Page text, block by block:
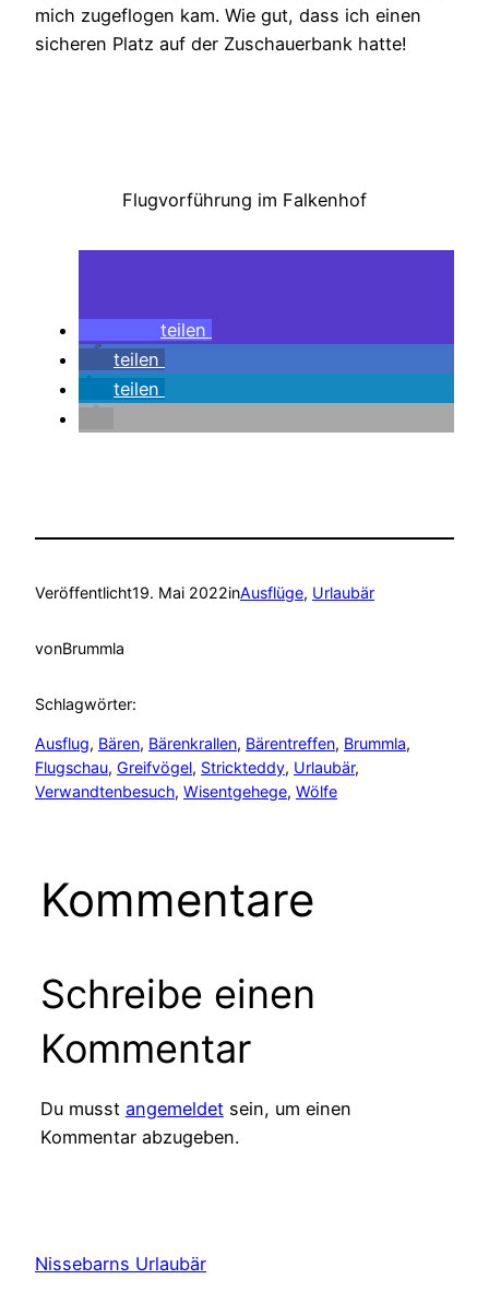
mich zugeflogen kam. Wie gut, dass ich einen
sicheren Platz auf der Zuschauerbank hatte!
Flugvorführung im Falkenhof
teilen
teilen
teilen
Veröffentlicht19. Mai 2022inAusflüge, Urlaubär
vonBrummla
Schlagwörter:
Ausflug, Bären, Bärenkrallen, Bärentreffen, Brummla
Flugschau, Greifvögel, Strickteddy, Urlaubär
Verwandtenbesuch, Wisentgehege, Wölfe
Kommentare
Schreibe einen
Kommentar
Du musst angemeldetsein, um einen
Kommentar abzugeben.
Nissebarns Urlaubär